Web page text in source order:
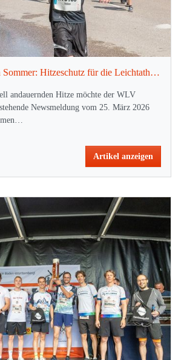
Sicher durch den Sommer: Hitzeschutz für die Leichtathletik-Praxis
andauernden Hitze möchte der WLV
Newsmeldung vom 25. März 2026
Artikel anzeigen